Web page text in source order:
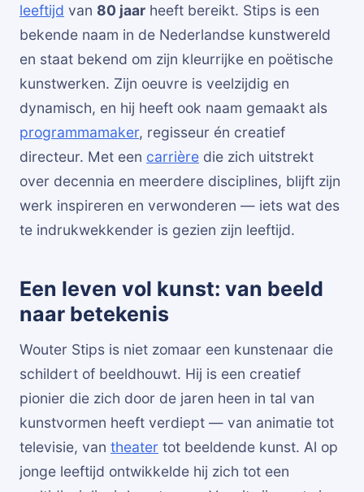
leeftijd van 80 jaar heeft bereikt. Stips is een
bekende naam in de Nederlandse kunstwereld
en staat bekend om zijn kleurrijke en poëtische
kunstwerken. Zijn oeuvre is veelzijdig en
dynamisch, en hij heeft ook naam gemaakt als
programmamaker, regisseur én creatief
directeur. Met een carrière die zich uitstrekt
over decennia en meerdere disciplines, blijft zijn
werk inspireren en verwonderen — iets wat des
te indrukwekkender is gezien zijn leeftijd.
Een leven vol kunst: van beeld
naar betekenis
Wouter Stips is niet zomaar een kunstenaar die
schildert of beeldhouwt. Hij is een creatief
pionier die zich door de jaren heen in tal van
kunstvormen heeft verdiept — van animatie tot
televisie, van theater tot beeldende kunst. Al op
jonge leeftijd ontwikkelde hij zich tot een